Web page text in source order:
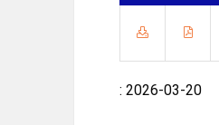
: 2026-03-20